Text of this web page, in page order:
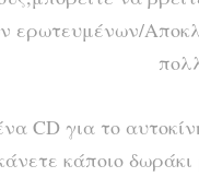
ερωτευμένων/
CD για το
κάποιο